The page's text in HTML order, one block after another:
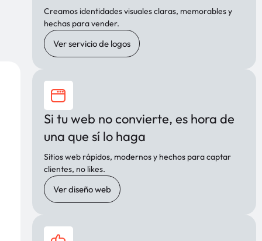
Creamos identidades visuales claras, memorables y
hechas para vender.
Ver servicio de logos
Si tu web no convierte, es hora de
una que sí lo haga
Sitios web rápidos, modernos y hechos para captar
clientes, no likes.
Ver diseño web